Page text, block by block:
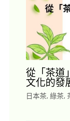
從「茶道
文化的發
日本茶, 綠茶,